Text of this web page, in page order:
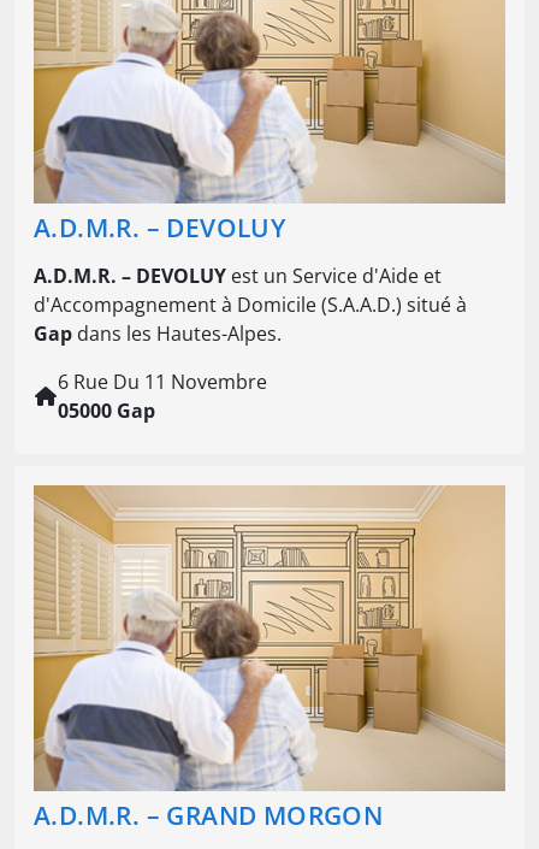
A.D.M.R. – DEVOLUY
A.D.M.R. – DEVOLUY est un Service d'Aide et
d'Accompagnement à Domicile (S.A.A.D.) situé à
Gap dans les Hautes-Alpes.
6 Rue Du 11 Novembre
05000 Gap
A.D.M.R. – GRAND MORGON